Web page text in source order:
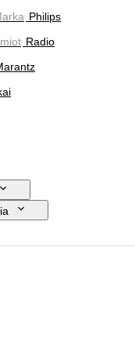
Philips
Radio